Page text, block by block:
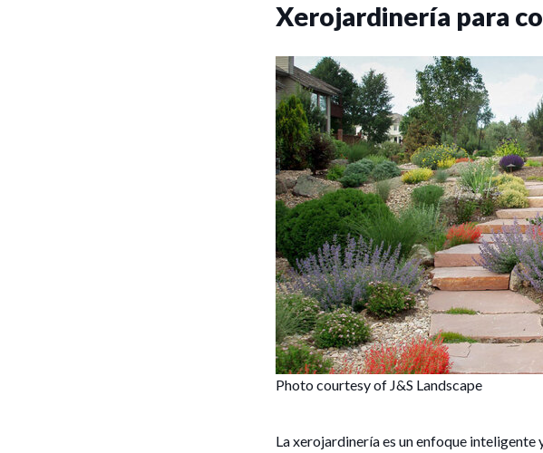
Xerojardinería para
Photo courtesy of J&S Landscape
La xerojardinería es un enfoque inteligente